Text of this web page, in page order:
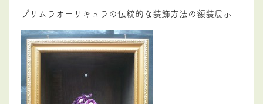
プリムラオーリキュラの伝統的な装飾方法の額装展示